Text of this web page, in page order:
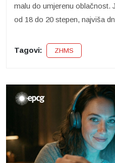
malu do umjerenu oblačnost.
od 18 do 20 stepen, najviša
Tagovi: ZHMS